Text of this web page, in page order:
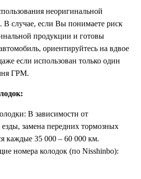
неоригинальной
случае, если Вы понимаете риск
продукции и готовы
ориентируйтесь на вдвое
если использован только один
ГРМ.
В зависимости от
езды, замена передних тормозных
каждые 35 000 – 60 000 км.
номера колодок (по Nisshinbo):